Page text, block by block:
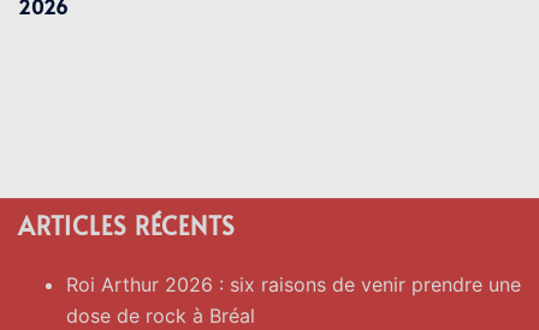
2026
ARTICLES RÉCENTS
Roi Arthur 2026 : six raisons de venir prendre une
dose de rock à Bréal